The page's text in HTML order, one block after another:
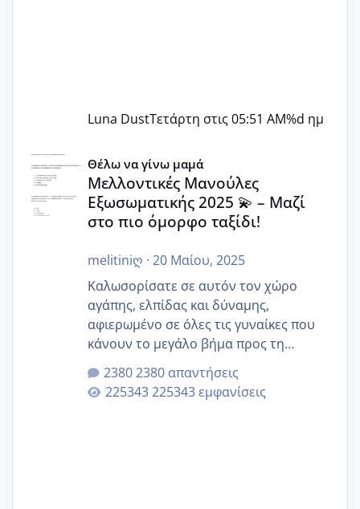
Luna DustΤετάρτη στις 05:51 AM%d ημ
Μελλοντικές Μανούλες Εξωσωματικής 2025 💫 – Μαζί
Θέλω να γίνω μαμά
Μελλοντικές Μανούλες
Εξωσωματικής 2025 💫 – Μαζί
στο πιο όμορφο ταξίδι!
melitiniღ · 20 Μαίου, 2025
Καλωσορίσατε σε αυτόν τον χώρο
αγάπης, ελπίδας και δύναμης,
αφιερωμένο σε όλες τις γυναίκες που
κάνουν το μεγάλο βήμα προς τη
μητρότητα μέσω εξωσωματικής το 2025.
Εδώ θα μοιραστούμε αγωνίες, χαρές,
εμπειρίες και κάθε μικρή ή μεγάλη
2380 απαντήσεις
225343 εμφανίσεις